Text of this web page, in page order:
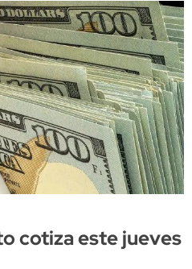
cotiza este jueves